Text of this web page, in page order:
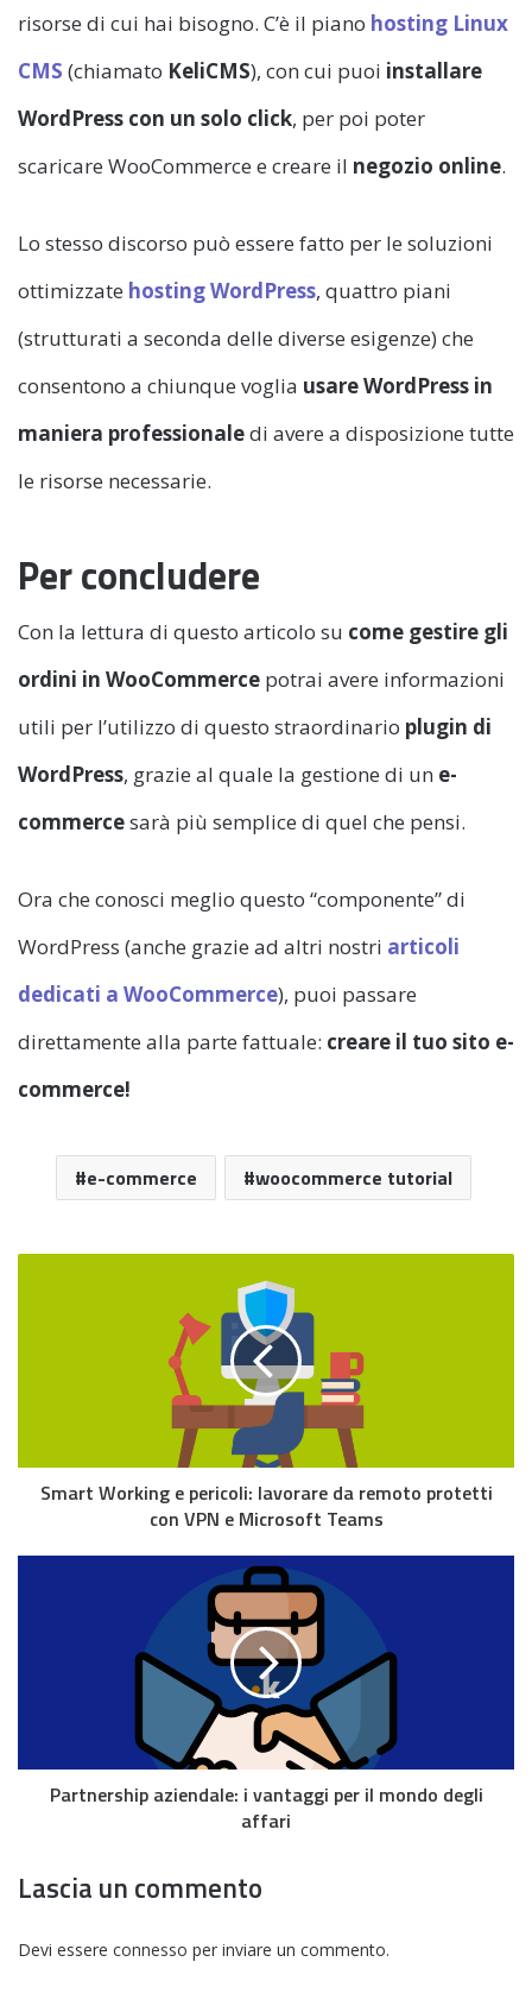
risorse di cui hai bisogno. C’è il piano hosting Linux
CMS (chiamato KeliCMS), con cui puoi installare
WordPress con un solo click, per poi poter
scaricare WooCommerce e creare il negozio online.
Lo stesso discorso può essere fatto per le soluzioni
ottimizzate hosting WordPress, quattro piani
(strutturati a seconda delle diverse esigenze) che
consentono a chiunque voglia usare WordPress in
maniera professionaledi avere a disposizione tutte
le risorse necessarie.
Per concludere
Con la lettura di questo articolo su come gestire gli
ordini in WooCommerce potrai avere informazioni
utili per l’utilizzo di questo straordinario plugin di
WordPress, grazie al quale la gestione di un e-
commercesarà più semplice di quel che pensi.
Ora che conosci meglio questo “componente” di
WordPress (anche grazie ad altri nostri articoli
dedicati a WooCommerce), puoi passare
direttamente alla parte fattuale: creare il tuo sito e-
commerce!
e-commerce woocommerce tutorial
Smart Working e pericoli: lavorare da remoto protetti
con VPN e Microsoft Teams
Partnership aziendale: i vantaggi per il mondo degli
affari
Lascia un commento
Devi essere connesso per inviare un commento.